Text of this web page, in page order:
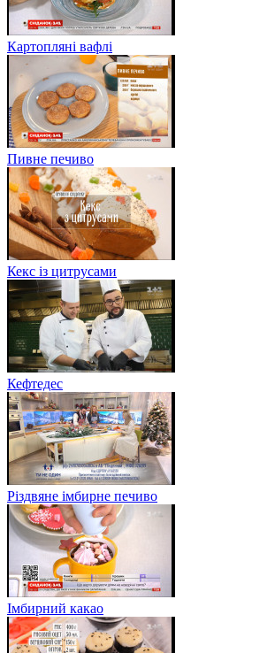
Картопляні вафлі
Пивне печиво
Кекс із цитрусами
Кефтедес
Різдвяне імбирне печиво
Імбирний какао